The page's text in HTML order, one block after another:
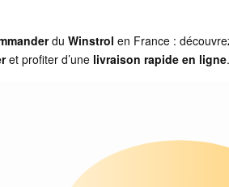
duWinstrol en France :
et profiter d’une livraison rapide en ligne.